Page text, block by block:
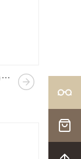
星歐｜彩色日拋(10PCS)｜自然系列｜棕